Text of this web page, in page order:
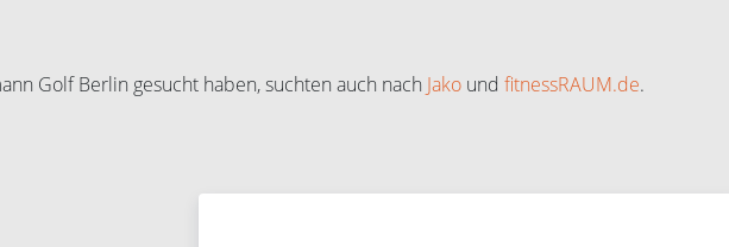
Golf Berlin gesucht haben, suchten auch nach Jako und fitnessRAUM.de.